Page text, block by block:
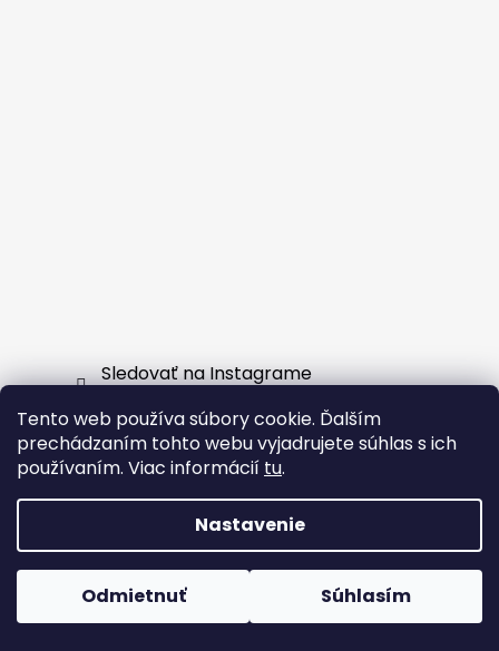
Tento web používa súbory cookie. Ďalším
prechádzaním tohto webu vyjadrujete súhlas s ich
používaním. Viac informácií tu.
Nastavenie
Odmietnuť Súhlasím
Sledovať na Instagrame
Facebook
Vytvoril Shoptet
Copyright 2026EXTERNSHOP.SK. Všetky práva
vyhradené.